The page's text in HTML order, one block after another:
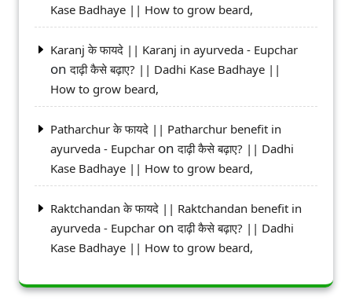
Kase Badhaye || How to grow beard,
Karanj के फायदे || Karanj in ayurveda - Eupchar
onदाढ़ी कैसे बढ़ाए? || Dadhi Kase Badhaye ||
How to grow beard,
Patharchur के फायदे || Patharchur benefit in
ayurveda - Eupchar onदाढ़ी कैसे बढ़ाए? || Dadhi
Kase Badhaye || How to grow beard,
Raktchandan के फायदे || Raktchandan benefit in
ayurveda - Eupchar onदाढ़ी कैसे बढ़ाए? || Dadhi
Kase Badhaye || How to grow beard,